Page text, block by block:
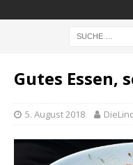
Gutes Essen,
5. August 2018